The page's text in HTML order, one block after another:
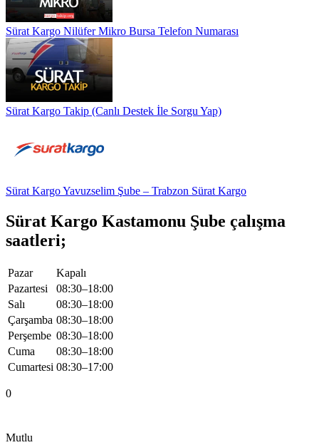
Sürat Kargo Nilüfer Mikro Bursa Telefon Numarası
Sürat Kargo Takip (Canlı Destek İle Sorgu Yap)
Sürat Kargo Yavuzselim Şube – Trabzon Sürat Kargo
Sürat Kargo Kastamonu Şube çalışma
saatleri;
Pazar
Kapalı
Pazartesi
08:30–18:00
Salı
08:30–18:00
Çarşamba 08:30–18:00
Perşembe 08:30–18:00
Cuma
08:30–18:00
Cumartesi 08:30–17:00
0
Mutlu